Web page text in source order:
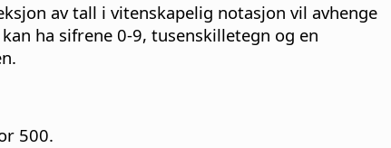
av tall i vitenskapelig notasjon vil avhenge
ha sifrene 0-9, tusenskilletegn og en
500.